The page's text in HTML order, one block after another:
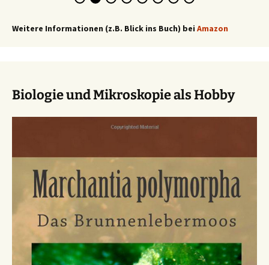
Weitere Informationen (z.B. Blick ins Buch) bei Amazon
Biologie und Mikroskopie als Hobby